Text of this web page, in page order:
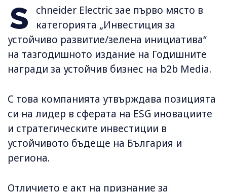
S
chneider Electric зае първо място в
категорията „Инвестиция за
устойчиво развитие/зелена инициатива“
на тазгодишното издание на Годишните
награди за устойчив бизнес на b2b Media.
С това компанията утвърждава позицията
си на лидер в сферата на ESG иновациите
и стратегическите инвестиции в
устойчивото бъдеще на България и
региона.
Отличието е акт на признание за